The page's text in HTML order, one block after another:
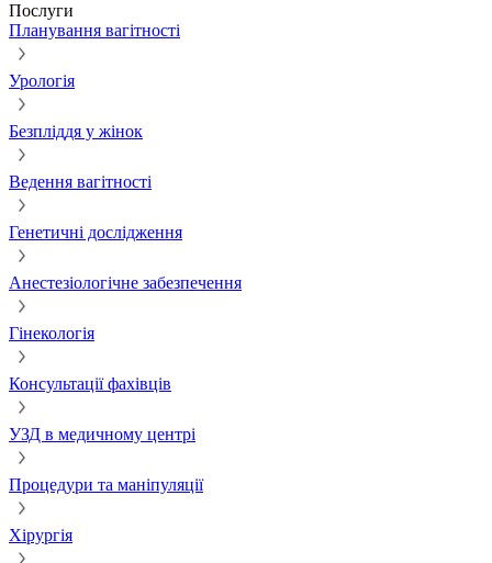
Послуги
Планування вагітності
Урологія
Безпліддя у жінок
Ведення вагітності
Генетичні дослідження
Анестезіологічне забезпечення
Гінекологія
Консультації фахівців
УЗД в медичному центрі
Процедури та маніпуляції
Хірургія